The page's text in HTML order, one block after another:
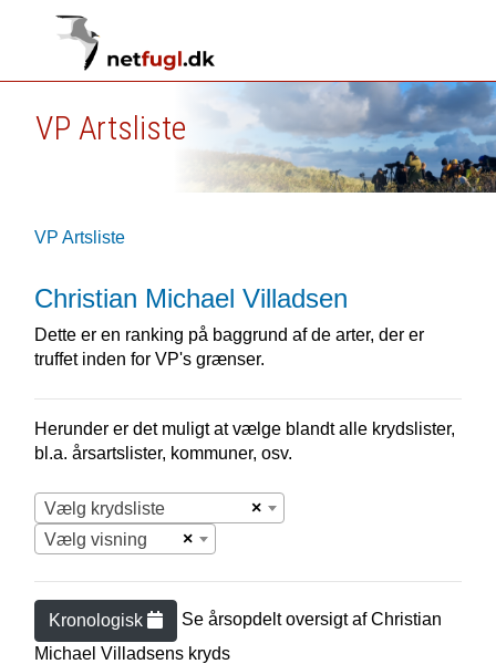
VP Artsliste
VP Artsliste
Christian Michael Villadsen
Dette er en ranking på baggrund af de arter, der er
truffet inden for VP's grænser.
Herunder er det muligt at vælge blandt alle krydslister,
bl.a. årsartslister, kommuner, osv.
×
Vælg krydsliste
×
Vælg visning
Kronologisk Se årsopdelt oversigt afChristian
Michael Villadsens kryds